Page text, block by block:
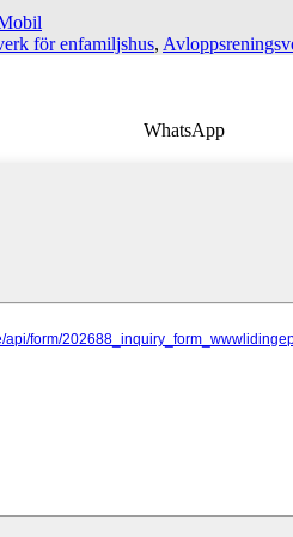
för enfamiljshus,
WhatsApp